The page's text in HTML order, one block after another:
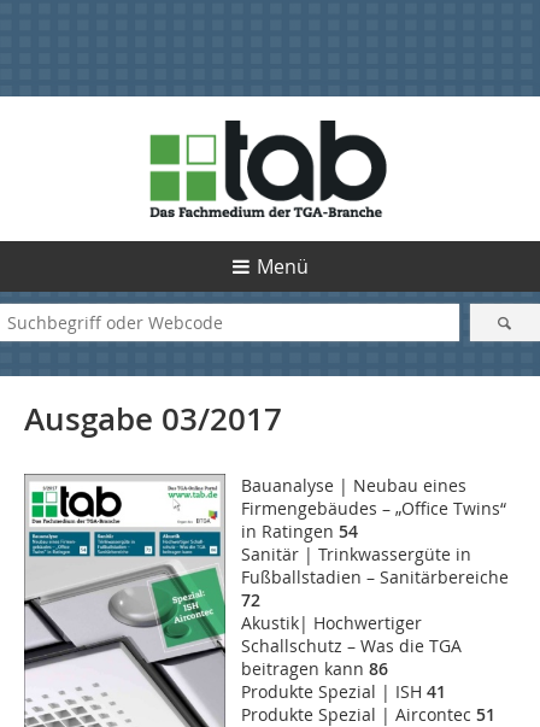
Menü
Ausgabe 03/2017
Bauanalyse | Neubau eines
Firmengebäudes – „Office Twins“
in Ratingen 54
Sanitär | Trinkwassergüte in
Fußballstadien – Sanitärbereiche
72
Akustik| Hochwertiger
Schallschutz – Was die TGA
beitragen kann 86
Produkte Spezial | ISH 41
Produkte Spezial | Aircontec 51